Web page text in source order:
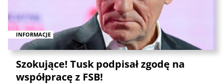
INFORMACJE
Szokujące! Tusk podpisał zgodę na
współpracę z FSB!